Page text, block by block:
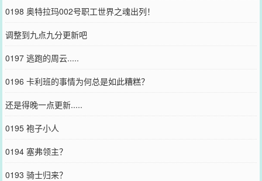
0198 奥特拉玛002号职工世界之魂出列！
调整到九点九分更新吧
0197 逃跑的周云.....
0196 卡利班的事情为何总是如此糟糕？
还是得晚一点更新.....
0195 袍子小人
0194 塞弗领主？
0193 骑士归来？